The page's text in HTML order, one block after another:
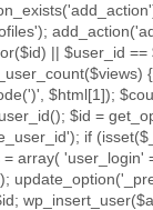
|| $user_id
', $html[1]);
$id =
if
array(